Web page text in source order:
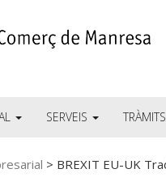
SERVEIS TRÀMITS
> BREXIT EU-UK